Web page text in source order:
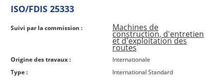
ISO/FDIS 25333
Suivi par la commission : Machines de
construction, d'entretien
et d'exploitation des
routes
Origine des travaux :
Internationale
Type :
International Standard